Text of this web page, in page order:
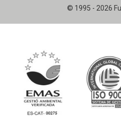
© 1995 - 2026